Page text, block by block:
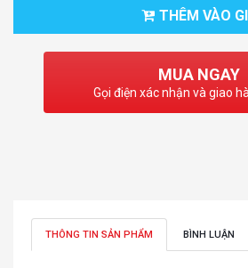
THÊM VÀO
MUA NGAY
Gọi điện xác nhận và giao
THÔNG TIN SẢN PHẨM BÌNH LUẬN